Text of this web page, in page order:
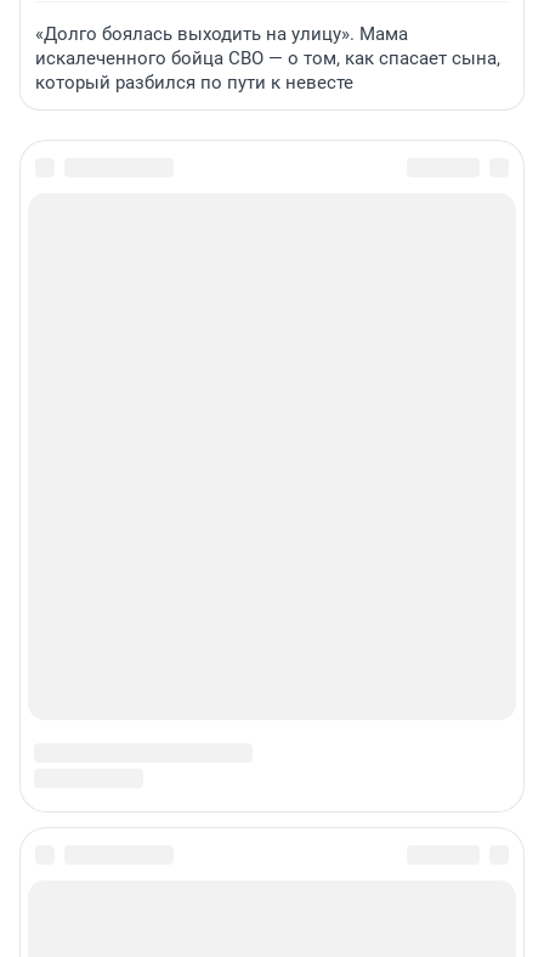
«Долго боялась выходить на улицу». Мама
искалеченного бойца СВО — о том, как спасает сына,
который разбился по пути к невесте